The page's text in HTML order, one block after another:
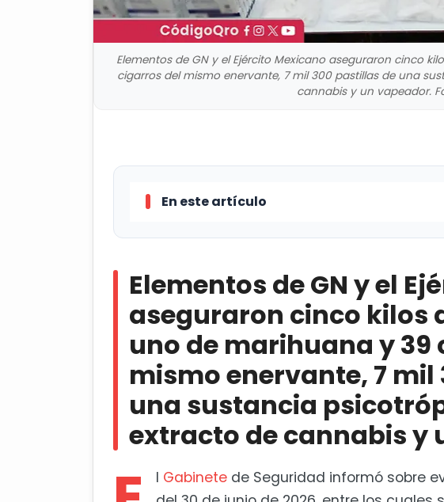
Elementos de GN y el Ejército Mexicano aseguraron cinco
cigarros del mismo enervante, 7 mil 300 pastillas de una
cannabis y un vapeador.
En este artículo
sustancia psicotrópica, 19 dulces con extracto de
Chepe destaca avances en seguridad
Elementos de GN y el
aseguraron cinco kilos
uno de marihuana y 39
mismo enervante, 7
una sustancia
extracto de cannabis y
l Gabinete de Seguridad informó sobre